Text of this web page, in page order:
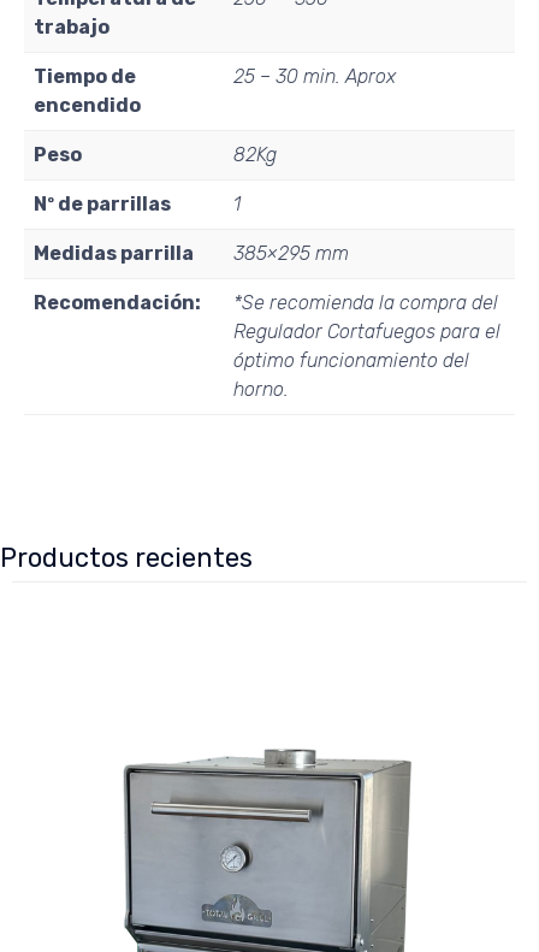
trabajo
Tiempo de
encendido
25 – 30 min. Aprox
Peso 82Kg
Nº de parrillas 1
Medidas parrilla 385×295 mm
Recomendación:
*Se recomienda la compra del
Regulador Cortafuegos para el
óptimo funcionamiento del
horno.
Productos recientes